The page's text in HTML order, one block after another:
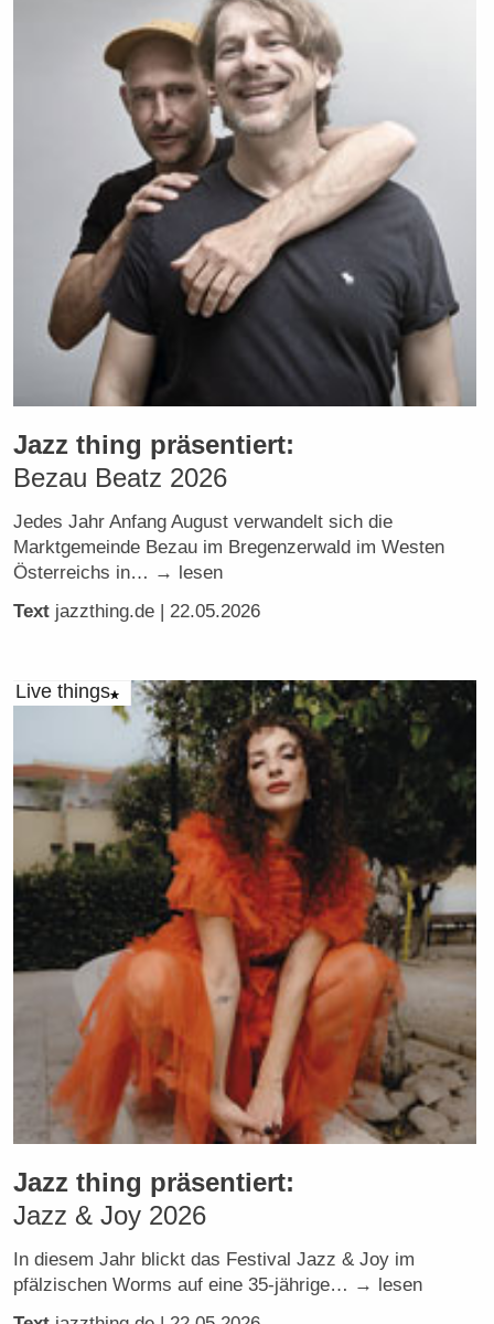
Jazz thing präsentiert:
Bezau Beatz 2026
Jedes Jahr Anfang August verwandelt sich die
Marktgemeinde Bezau im Bregenzerwald im Westen
Österreichs in… → lesen
Text jazzthing.de | 22.05.2026
Live things
Jazz thing präsentiert:
Jazz & Joy 2026
In diesem Jahr blickt das Festival Jazz & Joy im
pfälzischen Worms auf eine 35-jährige… → lesen